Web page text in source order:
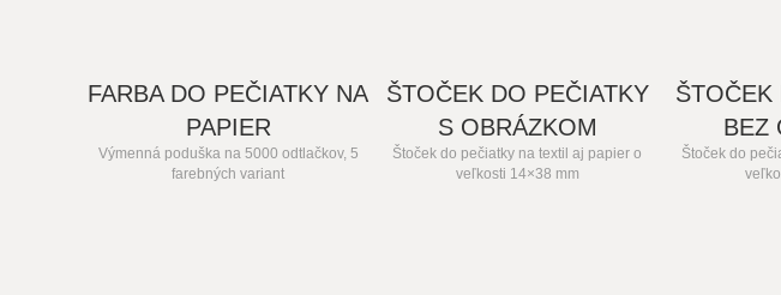
FARBA DO PEČIATKY NA
PAPIER
Výmenná poduška na 5000 odtlačkov, 5
farebných variant
ŠTOČEK DO PEČIATKY
S OBRÁZKOM
Štoček do pečiatky na textil aj papier o
veľkosti 14×38 mm
ŠTOČEK
BEZ
Štoček do